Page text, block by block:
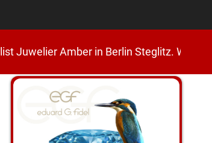
Amber in Berlin Steglitz. Wir bieten